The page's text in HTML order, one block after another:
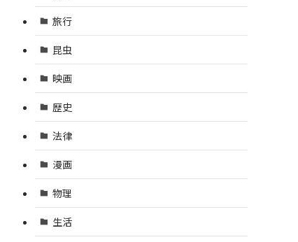
旅行
昆虫
映画
歴史
法律
漫画
物理
生活